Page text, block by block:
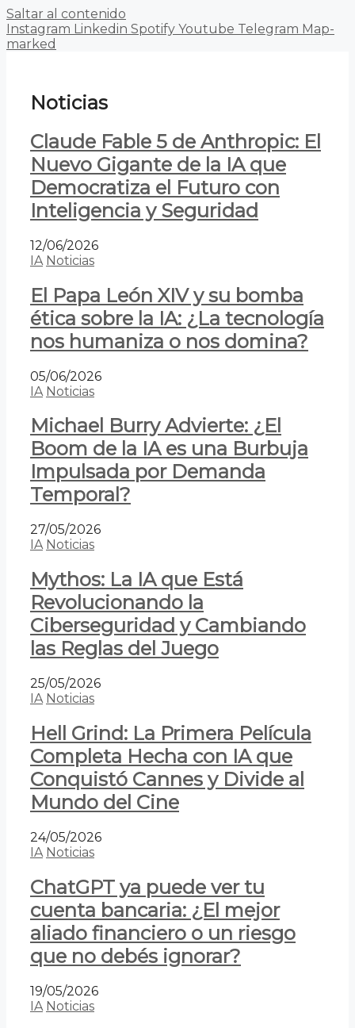
Saltar al contenido
Instagram Linkedin Spotify Youtube Telegram Map-
marked
Noticias
Claude Fable 5 de Anthropic: El
Nuevo Gigante de la IA que
Democratiza el Futuro con
Inteligencia y Seguridad
12/06/2026
IA Noticias
El Papa León XIV y su bomba
ética sobre la IA: ¿La tecnología
nos humaniza o nos domina?
05/06/2026
IA Noticias
Michael Burry Advierte: ¿El
Boom de la IA es una Burbuja
Impulsada por Demanda
Temporal?
27/05/2026
IA Noticias
Mythos: La IA que Está
Revolucionando la
Ciberseguridad y Cambiando
las Reglas del Juego
25/05/2026
IA Noticias
Hell Grind: La Primera Película
Completa Hecha con IA que
Conquistó Cannes y Divide al
Mundo del Cine
24/05/2026
IA Noticias
ChatGPT ya puede ver tu
cuenta bancaria: ¿El mejor
aliado financiero o un riesgo
que no debés ignorar?
19/05/2026
IA Noticias